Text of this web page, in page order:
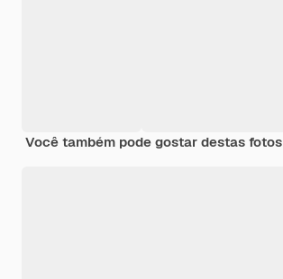
Você também pode gostar destas fotos